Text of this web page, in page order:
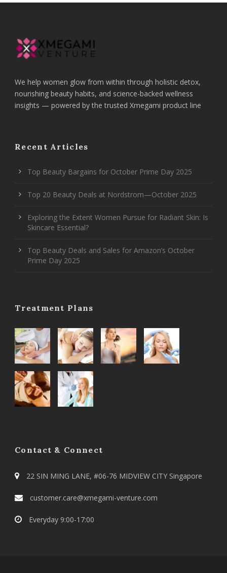
We help women glow from within through holistic detox,
nourishing beauty habits, and science-backed wellness
insights — powered by the trusted Xmegami product line
Recent Articles
Top Beauty Bargains for October Prime Day 2025
Top 20 Beauty Deals at Nordstrom—October 2025
Exploring the Extent Women Pursue for Radiant Skin: Is
Skincare Essential?
Top Beauty Deals and Sales for Amazon’s October
Prime Day 2025
Treatment Plans
Contact & Connect
22 SIN MING LANE, #06-76 MIDVIEW CITY Singapore
customer.care@xmegami-venture.com
Everyday 9:00-17:00